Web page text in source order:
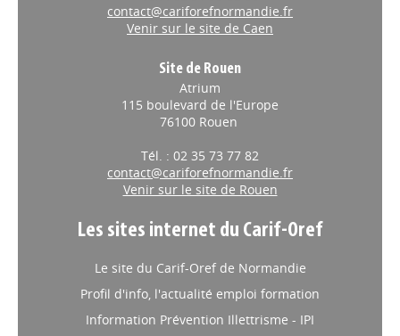
contact@cariforefnormandie.fr
Venir sur le site de Caen
Site de Rouen
Atrium
115 boulevard de l'Europe
76100 Rouen
Tél. : 02 35 73 77 82
contact@cariforefnormandie.fr
Venir sur le site de Rouen
Les sites internet du Carif-Oref
Le site du Carif-Oref de Normandie
Profil d'info, l'actualité emploi formation
Information Prévention Illettrisme - IPI